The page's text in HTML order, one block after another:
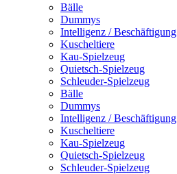
Bälle
Dummys
Intelligenz / Beschäftigung
Kuscheltiere
Kau-Spielzeug
Quietsch-Spielzeug
Schleuder-Spielzeug
Bälle
Dummys
Intelligenz / Beschäftigung
Kuscheltiere
Kau-Spielzeug
Quietsch-Spielzeug
Schleuder-Spielzeug